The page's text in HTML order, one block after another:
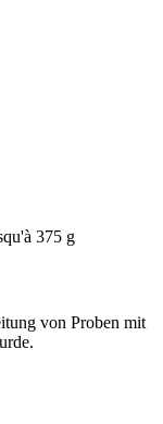
von Proben mit